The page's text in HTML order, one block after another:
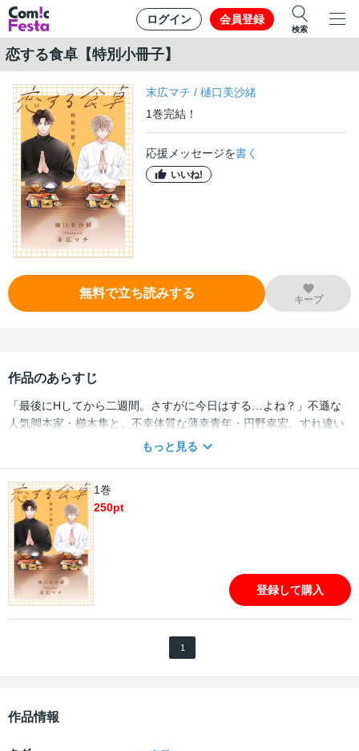
ログイン 会員登録
検索
恋する食卓【特別小冊子】
末広マチ /樋口美沙緒
1巻完結！
応援メッセージを書く
いいね!
無料で立ち読みする キープ
作品のあらすじ
「最後にHしてから二週間。さすがに今日はする…よね？」不遜な
人気脚本家・櫛木隼と、不幸体質な薄幸青年・円野幸宏。すれ違い
続けた、幼馴染み二人の初恋の成就までを綴った小説「恋する食
美沙緒）と、小説連載時に扉として描き下ろされたカラーイラスト
をすべて収録した特別小冊子！(この作品は「恋する食卓【完全版】
【イラスト入り】」に特別小冊子として収録されています)
もっと見る
1巻
250pt
登録して購入
1
作品情報